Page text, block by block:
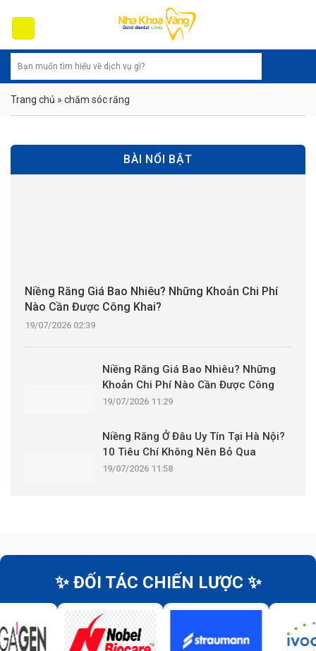
content
Trang chủ » chăm sóc răng
BÀI NỔI BẬT
Niềng Răng Giá Bao Nhiêu? Những Khoản Chi Phí
Nào Cần Được Công Khai?
19/07/2026 02:39
Niềng Răng Giá Bao Nhiêu? Những
Khoản Chi Phí Nào Cần Được Công
Khai?
19/07/2026 11:29
Niềng Răng Ở Đâu Uy Tín Tại Hà Nội?
10 Tiêu Chí Không Nên Bỏ Qua
19/07/2026 11:58
✨ ĐỐI TÁC CHIẾN LƯỢC ✨